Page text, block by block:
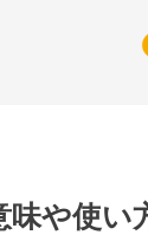
味や使